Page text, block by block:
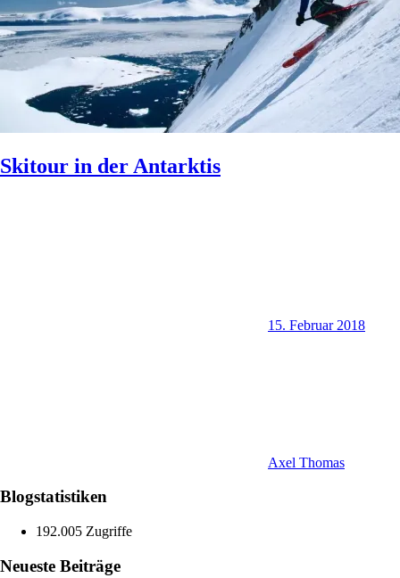
Skitour in der Antarktis
15. Februar 2018
Axel Thomas
Blogstatistiken
192.005 Zugriffe
Neueste Beiträge